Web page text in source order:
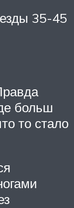
35-45
больш
то стало